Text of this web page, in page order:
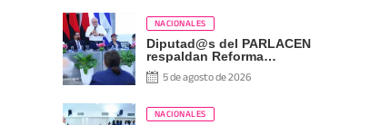
NACIONALES
Diputad@s del PARLACEN
respaldan Reforma
Constitucional
5 de agosto de 2026
NACIONALES